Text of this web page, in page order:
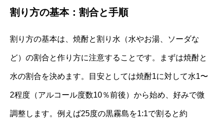
割り方の基本：割合と手順
割り方の基本は、焼酎と割り水（水やお湯、ソーダな
ど）の割合と作り方に注意することです。まずは焼酎と
水の割合を決めます。目安としては焼酎1に対して水1〜
2程度（アルコール度数10％前後）から始め、好みで微
調整します。例えば25度の黒霧島を1:1で割ると約